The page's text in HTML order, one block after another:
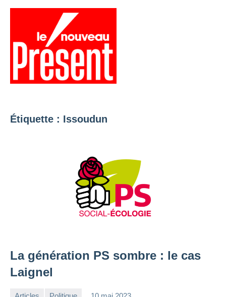
Aller
Étiquette : Issoudun
La génération PS sombre : le cas
Laignel